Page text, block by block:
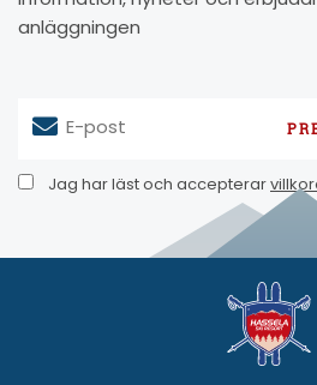
anläggningen
Jag har läst och accepterar